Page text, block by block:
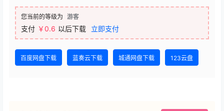
您当前的等级为 游客
支付 ￥0.6 以后下载 立即支付
百度网盘下载 蓝奏云下载 城通网盘下载 123云盘